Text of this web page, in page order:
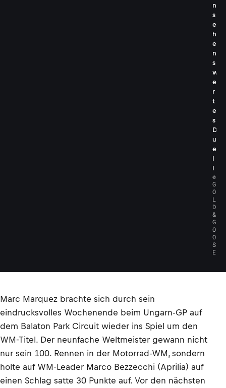
n
s
e
h
e
n
s
w
e
r
t
e
s
D
u
e
l
l
©
G
O
L
D
&
G
O
O
S
E
Marc Marquez brachte sich durch sein
eindrucksvolles Wochenende beim Ungarn-GP auf
dem Balaton Park Circuit wieder ins Spiel um den
WM-Titel. Der neunfache Weltmeister gewann nicht
nur sein 100. Rennen in der Motorrad-WM, sondern
holte auf WM-Leader Marco Bezzecchi (Aprilia) auf
einen Schlag satte 30 Punkte auf. Vor den nächsten